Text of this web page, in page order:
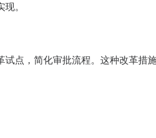
。
点，简化审批流程。这种改革措